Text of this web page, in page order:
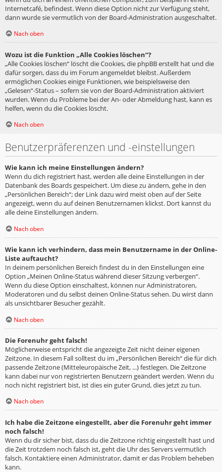
Internetcafé, befindest. Wenn diese Option nicht zur Verfügung steht,
dann wurde sie vermutlich von der Board-Administration ausgeschaltet.
Nach oben
Wozu ist die Funktion „Alle Cookies löschen“?
„Alle Cookies löschen“ löscht die Cookies, die phpBB erstellt hat und die
dafür sorgen, dass du im Forum angemeldet bleibst. Außerdem
ermöglichen Cookies einige Funktionen, wie beispielsweise den
„Gelesen“-Status – sofern sie von der Board-Administration aktiviert
wurden. Wenn du Probleme bei der An- oder Abmeldung hast, kann es
helfen, wenn du die Cookies löscht.
Nach oben
Benutzerpräferenzen und -einstellungen
Wie kann ich meine Einstellungen ändern?
Wenn du dich registriert hast, werden alle deine Einstellungen in der
Datenbank des Boards gespeichert. Um diese zu ändern, gehe in den
„Persönlichen Bereich“; der Link dazu wird meist oben auf der Seite
angezeigt, wenn du auf deinen Benutzernamen klickst. Dort kannst du
alle deine Einstellungen ändern.
Nach oben
Wie kann ich verhindern, dass mein Benutzername in der Online-
Liste auftaucht?
In deinem persönlichen Bereich findest du in den Einstellungen eine
Option „Meinen Online-Status während dieser Sitzung verbergen“.
Wenn du diese Option einschaltest, können nur Administratoren,
Moderatoren und du selbst deinen Online-Status sehen. Du wirst dann
als unsichtbarer Besucher gezählt.
Nach oben
Die Forenuhr geht falsch!
Möglicherweise entspricht die angezeigte Zeit nicht deiner eigenen
Zeitzone. In diesem Fall solltest du im „Persönlichen Bereich“ die für dich
passende Zeitzone (Mitteleuropäische Zeit, ...) festlegen. Die Zeitzone
kann dabei nur von registrierten Benutzern geändert werden. Wenn du
noch nicht registriert bist, ist dies ein guter Grund, dies jetzt zu tun.
Nach oben
Ich habe die Zeitzone eingestellt, aber die Forenuhr geht immer
noch falsch!
Wenn du dir sicher bist, dass du die Zeitzone richtig eingestellt hast und
die Zeit trotzdem noch falsch ist, geht die Uhr des Servers vermutlich
falsch. Kontaktiere einen Administrator, damit er das Problem beheben
kann.